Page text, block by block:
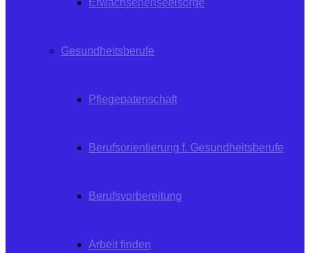
Erwachsenenseelsorge
Gesundheitsberufe
Pflegepatenschaft
Berufsorientierung f. Gesundheitsberufe
Berufsvorbereitung
Arbeit finden